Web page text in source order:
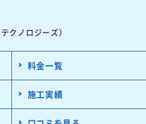
クノロジーズ）
料金一覧
施工実績